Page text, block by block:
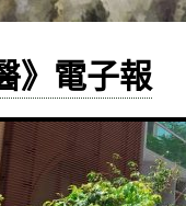
》電子報